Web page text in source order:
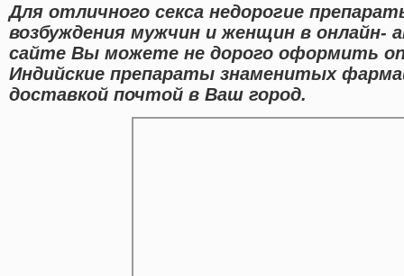
Для отличного секса недорогие
возбуждения мужчин и женщин в онлайн-
сайте Вы можете не дорого оформить
Индийские препараты знаменитых
доставкой почтой в Ваш город.